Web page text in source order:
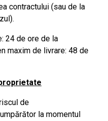
contractului (sau de la
24 de ore de la
maxim de livrare: 48 de
de
la momentul